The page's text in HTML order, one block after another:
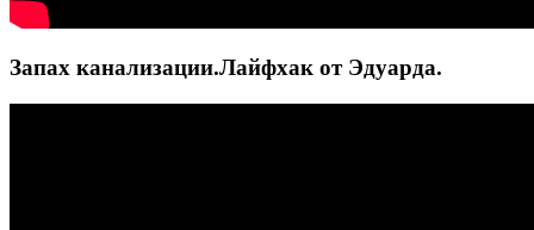
Запах канализации.Лайфхак от Эдуарда.